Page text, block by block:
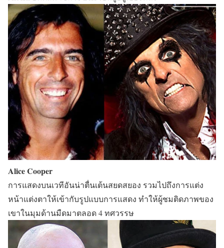
Alice Cooper
การแสดงบนเวทีอันน่าตื่นเต้นสยดสยอง รวมไปถึงการแต่ง
หน้าแต่งตาให้เข้ากับรูปแบบการแสดง ทำให้ผู้ชมติดภาพของ
เขาในมุมด้านมืดมาตลอด 4 ทศวรรษ